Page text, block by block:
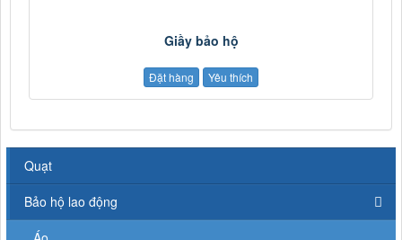
Giầy bảo hộ
Đặt hàng Yêu thích
Quạt
Bảo hộ lao động